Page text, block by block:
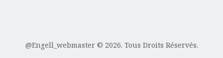
@Engell_webmaster © 2026. Tous Droits Réservés.